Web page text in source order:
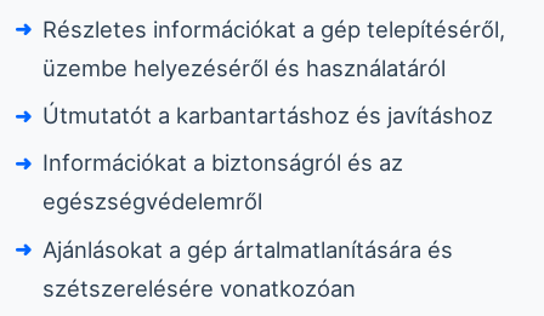
Részletes információkat a gép telepítéséről,
üzembe helyezéséről és használatáról
Útmutatót a karbantartáshoz és javításhoz
Információkat a biztonságról és az
egészségvédelemről
Ajánlásokat a gép ártalmatlanítására és
szétszerelésére vonatkozóan